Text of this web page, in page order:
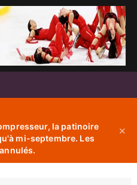
la patinoire
mi-septembre. Les
✕